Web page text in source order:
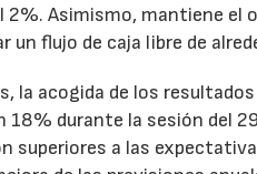
Asimismo, mantiene el
flujo de caja libre de
la acogida de los
durante la sesión del
superiores a las